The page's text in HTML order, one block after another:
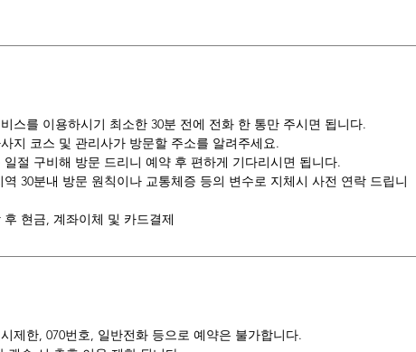
스를 이용하시기 최소한 30분 전에 전화 한 통만 주시면 됩니다.
지 코스 및 관리사가 방문할 주소를 알려주세요.
일절 구비해 방문 드리니 예약 후 편하게 기다리시면 됩니다.
역 30분내 방문 원칙이나 교통체증 등의 변수로 지체시 사전 연락 드립니
후 현금, 계좌이체 및 카드결제
제한, 070번호, 일반전화 등으로 예약은 불가합니다.